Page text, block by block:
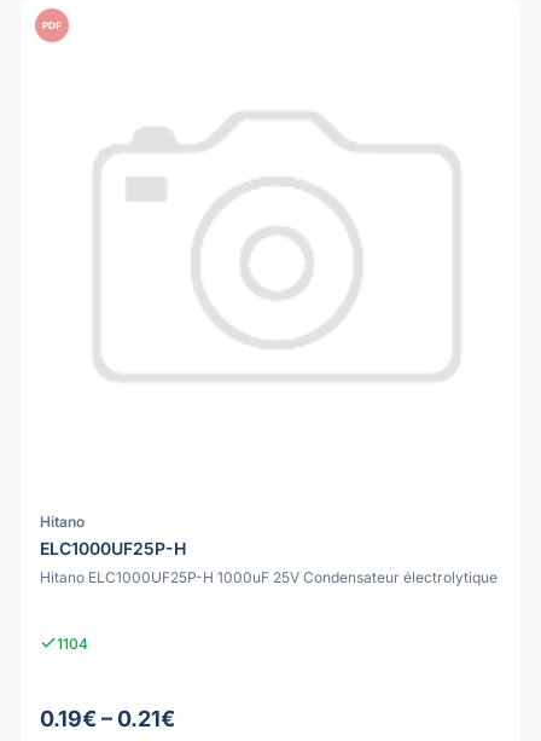
PDF
Hitano
ELC1000UF25P-H
Hitano ELC1000UF25P-H 1000uF 25V Condensateur électrolytique
1104
0.19€ – 0.21€